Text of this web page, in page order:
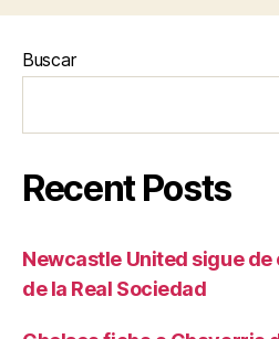
Buscar
Recent Posts
Newcastle United sigue de
de la Real Sociedad